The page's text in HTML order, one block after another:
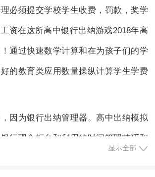
必须提交学校学生收费，罚款，奖学
资在这所高中银行出纳游戏2018年高
通过快速数学计算和在为孩子们的学
的教育类应用数量操纵计算学生学费
因为银行出纳管理器。高中出纳模拟
行现金柜台和利用的时间管理技巧和
显示全部